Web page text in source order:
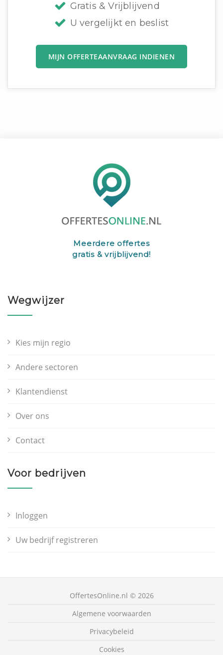
Gratis & Vrijblijvend
U vergelijkt en beslist
MIJN OFFERTEAANVRAAG INDIENEN
Meerdere offertes
gratis & vrijblijvend!
Wegwijzer
Kies mijn regio
Andere sectoren
Klantendienst
Over ons
Contact
Voor bedrijven
Inloggen
Uw bedrijf registreren
OffertesOnline.nl © 2026
Algemene voorwaarden
Privacybeleid
Cookies